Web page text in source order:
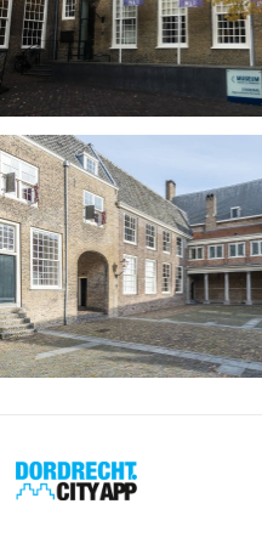
Dordrecht
City